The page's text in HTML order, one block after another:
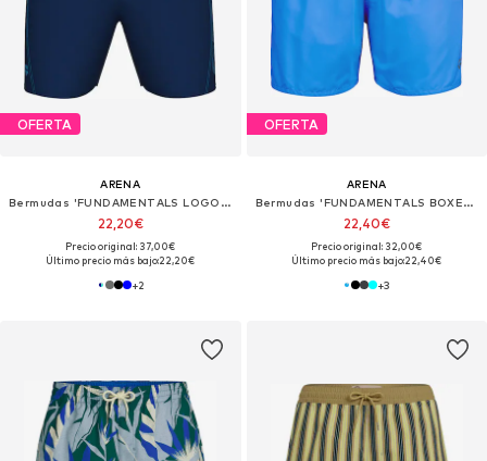
OFERTA
ARENA
Bermudas 'FUNDAMENTALS LOGO BOXER'
22,20€
Precio original: 37,00€
Último precio más bajo:22,20€
+2
OFERTA
ARENA
Bermudas 'FUNDAMENTALS BOXER R'
22,40€
Precio original: 32,00€
Último precio más bajo:22,40€
+3